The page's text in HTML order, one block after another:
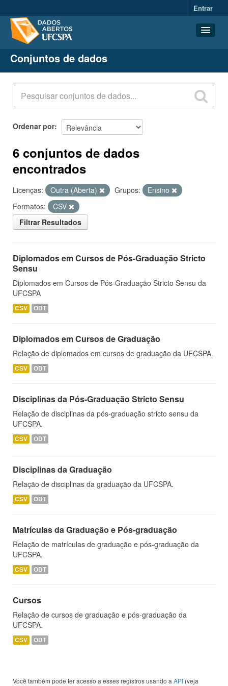
Entrar
Conjuntos de dados
Organizações
Grupos
Sobre
Conjuntos de dados
Ordenar por
6 conjuntos de dados
encontrados
Licenças: Outra (Aberta) Grupos:
Ensino
Formatos:
CSV
Filtrar Resultados
Diplomados em Cursos de Pós-Graduação Stricto
Sensu
Diplomados em Cursos de Pós-Graduação Stricto Sensu da
UFCSPA
CSV ODT
Diplomados em Cursos de Graduação
Relação de diplomados em cursos de graduação da UFCSPA.
CSV ODT
Disciplinas da Pós-Graduação Stricto Sensu
Relação de disciplinas da pós-graduação stricto sensu da
UFCSPA.
CSV ODT
Disciplinas da Graduação
Relação de disciplinas da graduação da UFCSPA.
CSV ODT
Matrículas da Graduação e Pós-graduação
Relação de matrículas de graduação e pós-graduação da
UFCSPA.
CSV ODT
Cursos
Relação de cursos de graduação e pós-graduação da
UFCSPA.
CSV ODT
Você também pode ter acesso a esses registros usando a API (veja